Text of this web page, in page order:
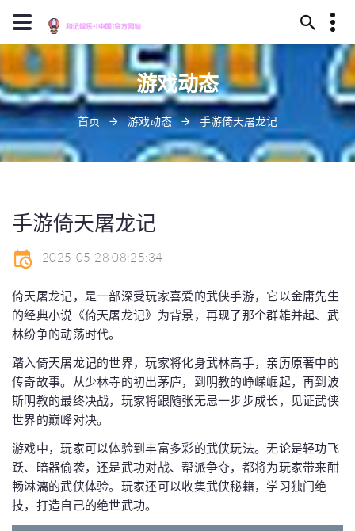
13659630023
安庆市卫煮丛林324号
J909@baidu.ag
游戏动态
首页 游戏动态 手游倚天屠龙记
手游倚天屠龙记
2025-05-28 08:25:34
倚天屠龙记，是一部深受玩家喜爱的武侠手游，它以金庸先生
的经典小说《倚天屠龙记》为背景，再现了那个群雄并起、武
林纷争的动荡时代。
踏入倚天屠龙记的世界，玩家将化身武林高手，亲历原著中的
传奇故事。从少林寺的初出茅庐，到明教的峥嵘崛起，再到波
斯明教的最终决战，玩家将跟随张无忌一步步成长，见证武侠
世界的巅峰对决。
游戏中，玩家可以体验到丰富多彩的武侠玩法。无论是轻功飞
跃、暗器偷袭，还是武功对战、帮派争夺，都将为玩家带来酣
畅淋漓的武侠体验。玩家还可以收集武侠秘籍，学习独门绝
技，打造自己的绝世武功。